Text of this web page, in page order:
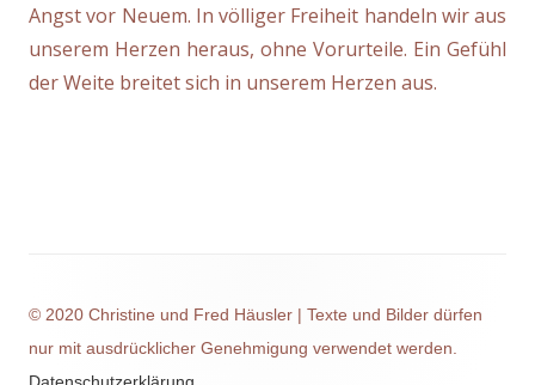
Angst vor Neuem. In völliger Freiheit handeln wir aus
unserem Herzen heraus, ohne Vorurteile. Ein Gefühl
der Weite breitet sich in unserem Herzen aus.
© 2020 Christine und Fred Häusler | Texte und Bilder dürfen
nur mit ausdrücklicher Genehmigung verwendet werden.
Datenschutzerklärung